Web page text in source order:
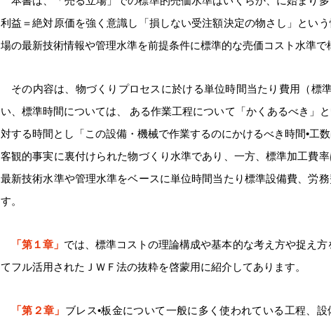
利益＝絶対原価を強く意識し「損しない受注額決定の物さし」とい
場の最新技術情報や管理水準を前提条件に標準的な売価コスト水準で
その内容は、物づくりプロセスに於ける単位時間当たり費用（標
い、標準時間については、 ある作業工程について「かくあるべき」
対する時間とし「この設備・機械で作業するのにかけるべき時間•工
客観的事実に裏付けられた物づくり水準であり、一方、標準加工費
最新技術水準や管理水準をベースに単位時間当たり標準設備費、労
す。
「第１章」 では、標準コストの理論構成や基本的な考え方や捉え
てフル活用されたＪＷＦ法の抜粋を啓蒙用に紹介してあります。
「第２章」 ブレス•板金について一般に多く使われている工程、